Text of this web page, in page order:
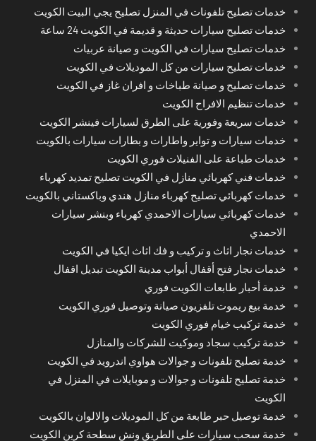
خدمات تصليح تلفونات في المنزل تصليح يجي البيت الكويت
خدمات تصليح سيارات حديثة و قديمة في الكويت 24 ساعة
خدمات تصليح سيارات في الكويت و صيانة عربيات
خدمات تصليح سيارات من كل الموديلات في الكويت
خدمات تصليح و صيانة طباخات و افران غاز في الكويت
خدمات تنظيم الافراح الكويت
خدمات سريعة وفورية على الطرق لسيارات فينشر الكويت
خدمات سيارات و تواير واطارات و بطارات سيارات بالكويت
خدمات طباعة على الفنيلات فوري الكويت
خدمات فني كهربائي منازل في الكويت تصليح تمديد كهرباء
خدمات كهربائي تصليح كهرباء منازل هندي وباكستاني بالكويت
خدمات كهربائي سيارات الاحمدي كهرباء وبنشر سيارات
الاحمدي
خدمات نجار اثاث و تركيب و فك اثاث ايكيا في الكويت
خدمات نجار فتح أقفال أبواب مدينة الكويت تبديل اقفال
خدمة أحبار طابعات الكويت فوري
خدمة بيع ريموت تلفزيون صيانة وتوصيل فوري الكويت
خدمة تركيب خيام فوري الكويت
خدمة تركيب سجاد وموكيت للشركات والمنازل
خدمة تصليح تلفونات و جوالات هواوي اندرويد في الكويت
خدمة تصليح تلفونات و جوالات و موبايلات في المنزل في
الكويت
خدمة توصيل حبر طابعة من كل الموديلات والالوان بالكويت
خدمة سحب سيارات على الطريق ونش سطحة كرين الكويت